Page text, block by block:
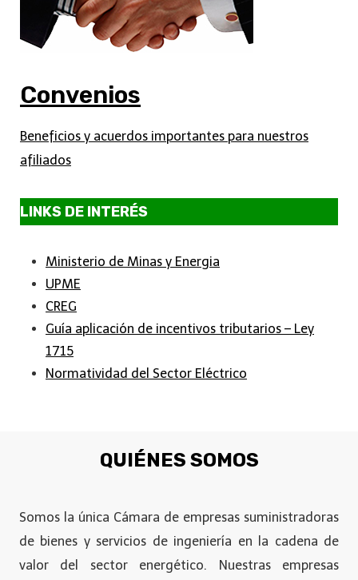
Convenios
Beneficios y acuerdos importantes para nuestros
afiliados
LINKS DE INTERÉS
Ministerio de Minas y Energia
UPME
CREG
Guía aplicación de incentivos tributarios – Ley
1715
Normatividad del Sector Eléctrico
QUIÉNES SOMOS
Somos la única Cámara de empresas suministradoras
de bienes y servicios de ingeniería en la cadena de
valor del sector energético. Nuestras empresas